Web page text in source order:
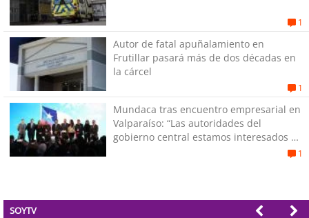
1
Autor de fatal apuñalamiento en
Frutillar pasará más de dos décadas en
la cárcel
1
Mundaca tras encuentro empresarial en
Valparaíso: “Las autoridades del
gobierno central estamos interesados en
1
SOYTV